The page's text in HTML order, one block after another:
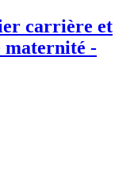
carrière et
maternité -